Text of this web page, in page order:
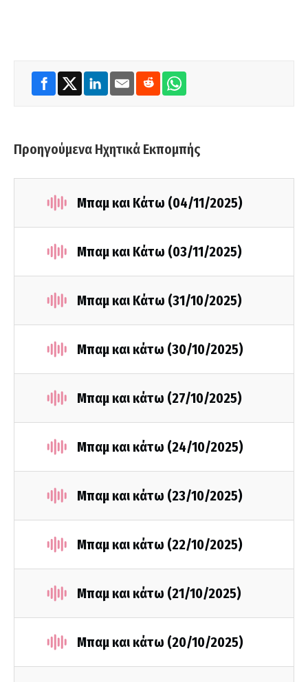
Προηγούμενα Ηχητικά Εκπομπής
Μπαμ και Κάτω (04/11/2025)
Μπαμ και Κάτω (03/11/2025)
Μπαμ και Κάτω (31/10/2025)
Μπαμ και κάτω (30/10/2025)
Μπαμ και κάτω (27/10/2025)
Μπαμ και κάτω (24/10/2025)
Μπαμ και κάτω (23/10/2025)
Μπαμ και κάτω (22/10/2025)
Μπαμ και κάτω (21/10/2025)
Μπαμ και κάτω (20/10/2025)